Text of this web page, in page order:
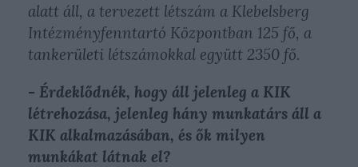
alatt áll, a tervezett létszám a Klebelsberg
Intézményfenntartó Központban 125 fő, a
tankerületi létszámokkal együtt 2350 fő.
- Érdeklődnék, hogy áll jelenleg a KIK
létrehozása, jelenleg hány munkatárs áll a
KIK alkalmazásában, és ők milyen
munkákat látnak el?